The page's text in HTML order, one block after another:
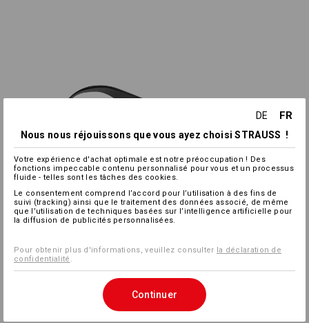
DE FR
Nous nous réjouissons que vous ayez choisi STRAUSS !
Votre expérience d'achat optimale est notre préoccupation ! Des
fonctions impeccable contenu personnalisé pour vous et un processus
fluide - telles sont les tâches des cookies.
Le consentement comprend l’accord pour l’utilisation à des fins de
suivi (tracking) ainsi que le traitement des données associé, de même
que l’utilisation de techniques basées sur l’intelligence artificielle pour
la diffusion de publicités personnalisées.
Pour obtenir plus d'informations, veuillez consulter la déclaration de
confidentialité
Continuer